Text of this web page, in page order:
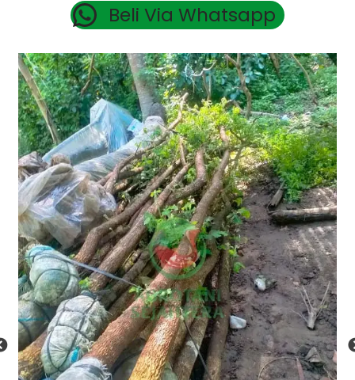
Beli Via Whatsapp